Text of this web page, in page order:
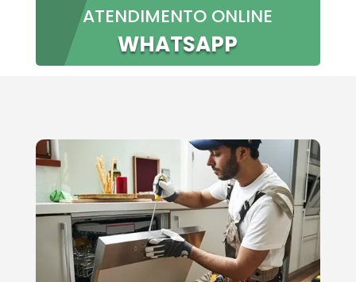
ATENDIMENTO ONLINE
WHATSAPP